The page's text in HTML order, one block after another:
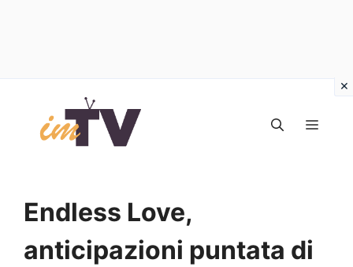
contenuto
Endless Love,
anticipazioni puntata di